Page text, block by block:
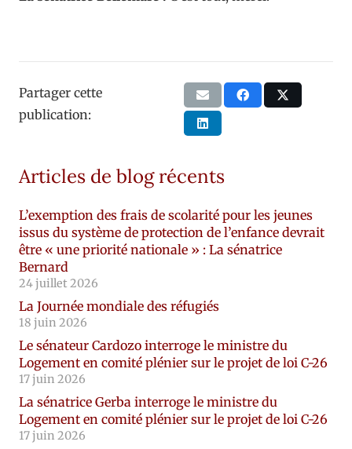
Partager cette
publication:
Articles de blog récents
L’exemption des frais de scolarité pour les jeunes
issus du système de protection de l’enfance devrait
être « une priorité nationale » : La sénatrice
Bernard
24 juillet 2026
La Journée mondiale des réfugiés
18 juin 2026
Le sénateur Cardozo interroge le ministre du
Logement en comité plénier sur le projet de loi C-26
17 juin 2026
La sénatrice Gerba interroge le ministre du
Logement en comité plénier sur le projet de loi C-26
17 juin 2026